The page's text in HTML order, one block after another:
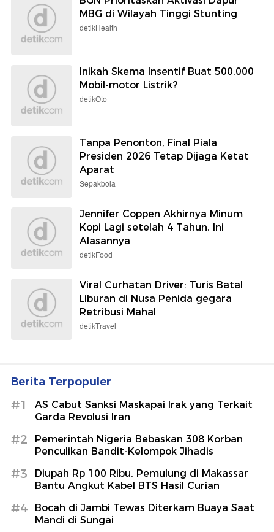
MBG di Wilayah Tinggi Stunting
detikHealth
Inikah Skema Insentif Buat 500.000
Mobil-motor Listrik?
detikOto
Tanpa Penonton, Final Piala
Presiden 2026 Tetap Dijaga Ketat
Aparat
Sepakbola
Jennifer Coppen Akhirnya Minum
Kopi Lagi setelah 4 Tahun, Ini
Alasannya
detikFood
Viral Curhatan Driver: Turis Batal
Liburan di Nusa Penida gegara
Retribusi Mahal
detikTravel
Berita Terpopuler
#1
AS Cabut Sanksi Maskapai Irak yang Terkait
Garda Revolusi Iran
#2
Pemerintah Nigeria Bebaskan 308 Korban
Penculikan Bandit-Kelompok Jihadis
#3
Diupah Rp 100 Ribu, Pemulung di Makassar
Bantu Angkut Kabel BTS Hasil Curian
#4
Bocah di Jambi Tewas Diterkam Buaya Saat
Mandi di Sungai